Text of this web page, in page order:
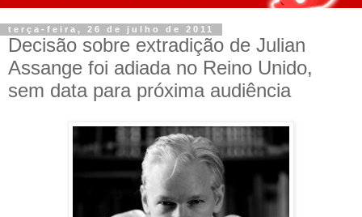
terça-feira, 26 de julho de 2011
Decisão sobre extradição de Julian
Assange foi adiada no Reino Unido,
sem data para próxima audiência